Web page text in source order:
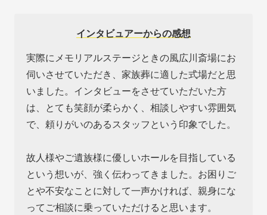
インタビュアーからの感想
実際にメモリアルステージときの風広川斎場にお
伺いさせていただき、家族葬に適した式場だと思
いました。インタビューをさせていただいた方
は、とても笑顔が柔らかく、相談しやすい雰囲気
で、頼りがいのあるスタッフという印象でした。
故人様やご遺族様に優しいホールを目指している
という想いが、強く伝わってきました。お困りご
とや不安なことに対して一声かければ、親身にな
ってご相談に乗っていただけると思います。